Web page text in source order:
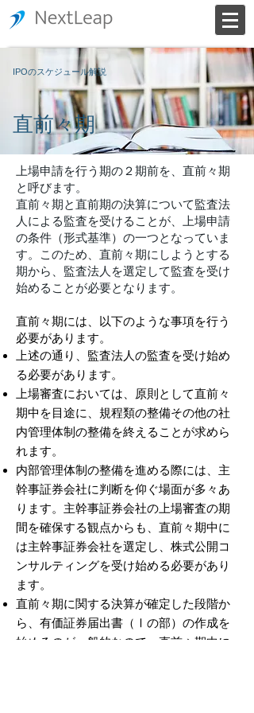
IPOのスケジュール解説
直前々期
上場申請を行う期の２期前を、直前々期
と呼びます。
直前々期と直前期の決算について監査法
人による監査を受けることが、上場申請
の条件（形式基準）の一つとなっていま
す。このため、直前々期にしようとする
期から、監査法人を選定して監査を受け
始めることが必要となります。
直前々期には、以下のような事項を行う
必要があります。
​上述の通り、監査法人の監査を受け始め
る必要があります。
上場審査においては、原則として直前々
期中を目途に、規程類の整備その他の社
内管理体制の整備を終えることが求めら
れます。
内部管理体制の整備を進める際には、主
幹事証券会社に判断を仰ぐ場面が多々あ
ります。主幹事証券会社の上場審査の期
間を確保する観点からも、直前々期中に
は主幹事証券会社を選定し、株式公開コ
ンサルティングを受け始める必要があり
ます。
直前々期に関する決算が確定した段階か
ら、有価証券届出書（Ⅰの部）の作成を
始めるのが一般的なので、直前々期中に